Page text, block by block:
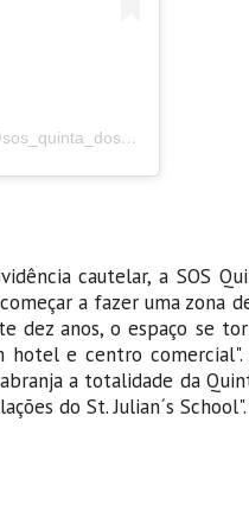
Uma publicação partilhada por ? SOS Quinta dos Ingleses (@sos_quinta_dos_ingleses)
cautelar, a SOS
a fazer uma zona
dez anos, o espaço se
e centro comercial".
a totalidade da
do St. Julian´s School".